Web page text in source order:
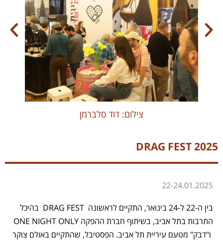
צילום: דוד סלברמן
DRAG FEST 2025
22-24.01.2025
בין ה-22 ל-24 בינואר, התקיים
לראשונה DRAG FEST בהיכל
התרבות בתל אביב, בשיתוף חברת ההפקה ONE NIGHT ONLY
ו"דבק" מטעם עיריית תל אביב. הפסטיבל, שהתקיים באולם צוקר